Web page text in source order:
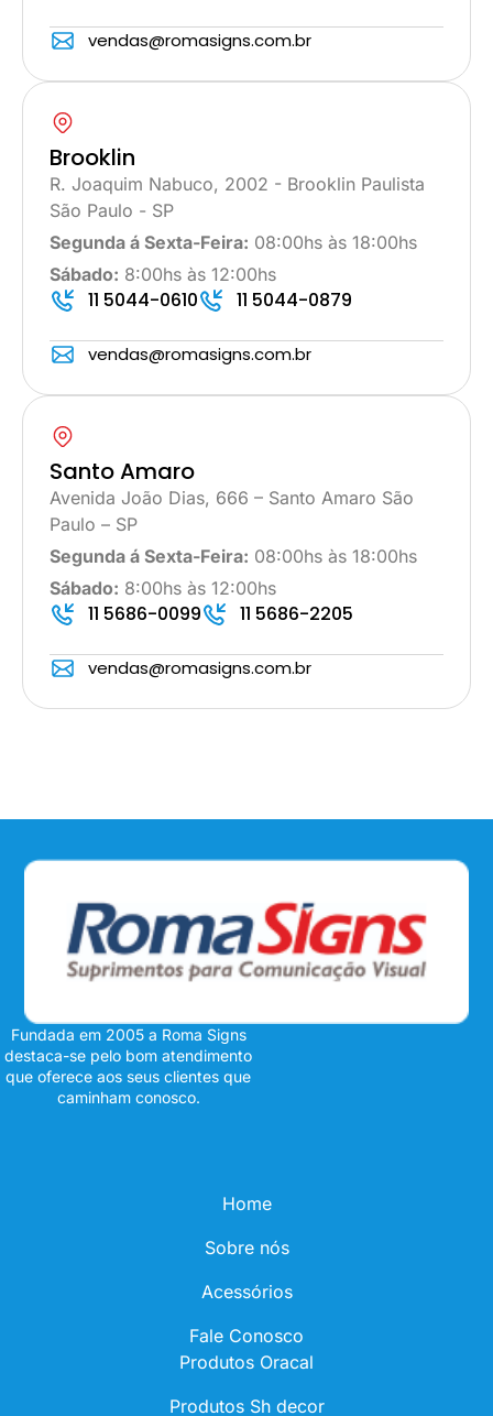
vendas@romasigns.com.br
Brooklin
R. Joaquim Nabuco, 2002 - Brooklin Paulista
São Paulo - SP
Segunda á Sexta-Feira: 08:00hs às 18:00hs
Sábado: 8:00hs às 12:00hs
11 5044-0610 11 5044-0879
vendas@romasigns.com.br
Santo Amaro
Avenida João Dias, 666 – Santo Amaro São
Paulo – SP
Segunda á Sexta-Feira: 08:00hs às 18:00hs
Sábado: 8:00hs às 12:00hs
11 5686-0099 11 5686-2205
vendas@romasigns.com.br
Fundada em 2005 a Roma Signs
destaca-se pelo bom atendimento
que oferece aos seus clientes que
caminham conosco.
Home
Sobre nós
Acessórios
Fale Conosco
Produtos Oracal
Produtos Sh decor